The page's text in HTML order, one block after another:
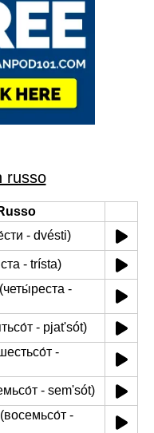
russo
- dvésti)
- trísta)
-
- pjat'sót)
-
- sem'sót)
-